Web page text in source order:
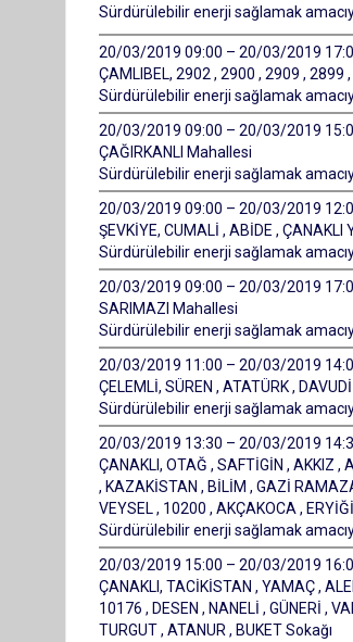
Sürdürülebilir enerji sağlamak
20/03/2019 09:00 – 20/03/2019
ÇAMLIBEL, 2902 , 2900 , 2909 , 2899
Sürdürülebilir enerji sağlamak
20/03/2019 09:00 – 20/03/2019
ÇAĞIRKANLI Mahallesi
Sürdürülebilir enerji sağlamak
20/03/2019 09:00 – 20/03/2019
ŞEVKİYE, CUMALİ , ABİDE , ÇANAKLI
Sürdürülebilir enerji sağlamak
20/03/2019 09:00 – 20/03/2019
SARIMAZI Mahallesi
Sürdürülebilir enerji sağlamak
20/03/2019 11:00 – 20/03/2019
ÇELEMLİ, SÜREN , ATATÜRK ,
Sürdürülebilir enerji sağlamak
20/03/2019 13:30 – 20/03/2019
ÇANAKLI, OTAĞ , SAFTİGİN , AKKIZ ,
, KAZAKİSTAN , BİLİM , GAZİ
VEYSEL , 10200 , AKÇAKOCA ,
Sürdürülebilir enerji sağlamak
20/03/2019 15:00 – 20/03/2019
ÇANAKLI, TACİKİSTAN , YAMAÇ ,
10176 , DESEN , NANELİ , GÜNERİ ,
TURGUT , ATANUR , BUKET Sokağı